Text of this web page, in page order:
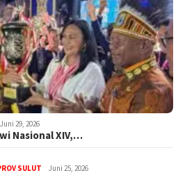
Juni 29, 2026
Nasional XIV,…
SULUT Juni 25, 2026